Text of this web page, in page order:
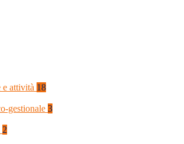
attività 18
gestionale 3
2